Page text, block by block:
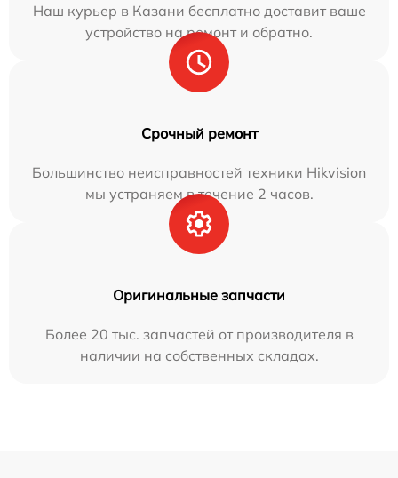
Наш курьер в Казани бесплатно доставит ваше
устройство на ремонт и обратно.
Срочный ремонт
Большинство неисправностей техники Hikvision
мы устраняем в течение 2 часов.
Оригинальные запчасти
Более 20 тыс. запчастей от производителя в
наличии на собственных складах.